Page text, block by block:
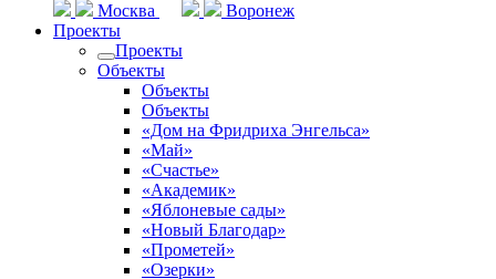
Москва
Воронеж
Проекты
Проекты
Объекты
Объекты
Объекты
«Дом на Фридриха Энгельса»
«Май»
«Счастье»
«Академик»
«Яблоневые сады»
«Новый Благодар»
«Прометей»
«Озерки»